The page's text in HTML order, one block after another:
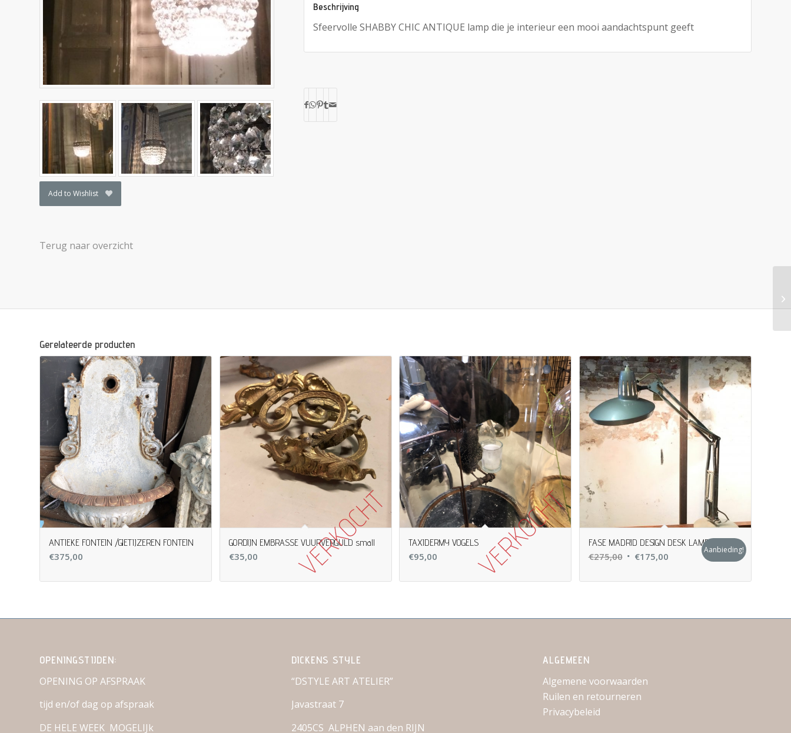
Add to Wishlist
Terug naar overzicht
Beschrijving
Sfeervolle SHABBY CHIC ANTIQUE lamp die je interieur een mooi aandachtspunt geeft
Gerelateerde producten
ANTIEKE FONTEIN /GIETIJZEREN FONTEIN
€375,00
GORDIJN EMBRASSE VUURVERGULD small
€35,00
TAXIDERMY VOGELS
€95,00
FASE MADRID DESIGN DESK LAMP
€275,00 Oorspronkelijke
was:
€175,00Huidige
is:
Aanbieding!
OPENINGSTIJDEN:
OPENING OP AFSPRAAK
tijd en/of dag op afspraak
DE HELE WEEK MOGELIJk
DICKENS STYLE
“DSTYLE ART ATELIER”
Javastraat 7
2405CS ALPHEN aan den RIJN
ALGEMEEN
Algemene voorwaarden
Ruilen en retourneren
Privacybeleid